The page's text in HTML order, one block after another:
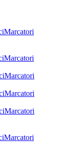
Marcatori
Marcatori
Marcatori
Marcatori
Marcatori
Marcatori